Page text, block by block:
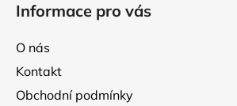
Informace pro vás
O nás
Kontakt
Obchodní podmínky